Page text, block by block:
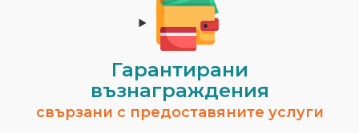
Гарантирани
възнаграждения
свързани с предоставяните услуги